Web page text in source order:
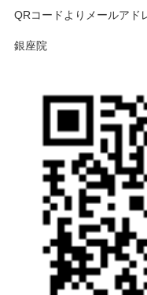
QRコードよりメールアド
銀座院